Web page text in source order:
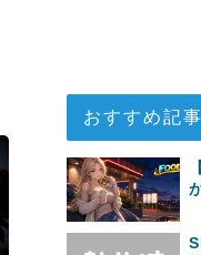
おすすめ記事